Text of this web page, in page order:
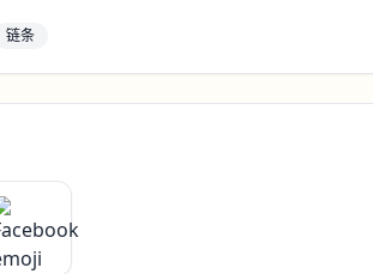
链条